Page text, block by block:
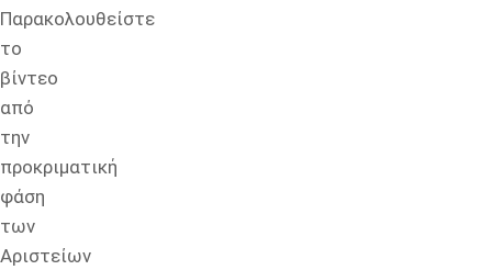
Παρακολουθείστε
το
βίντεο
από
την
προκριματική
φάση
των
Αριστείων